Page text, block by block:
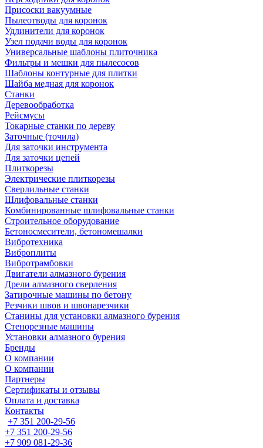
Присоски вакуумные
Пылеотводы для коронок
Удлинители для коронок
Узел подачи воды для коронок
Универсальные шаблоны плиточника
Фильтры и мешки для пылесосов
Шаблоны контурные для плитки
Шайба медная для коронок
Станки
Деревообработка
Рейсмусы
Токарные станки по дереву
Заточные (точила)
Для заточки инструмента
Для заточки цепей
Плиткорезы
Электрические плиткорезы
Сверлильные станки
Шлифовальные станки
Комбинированные шлифовальные станки
Строительное оборудование
Бетоносмесители, бетономешалки
Вибротехника
Виброплиты
Вибротрамбовки
Двигатели алмазного бурения
Дрели алмазного сверления
Затирочные машины по бетону
Резчики швов и швонарезчики
Станины для установки алмазного бурения
Стенорезные машины
Установки алмазного бурения
Бренды
О компании
О компании
Партнеры
Cертификаты и отзывы
Оплата и доставка
Контакты
+7 351 200-29-56
+7 351 200-29-56
+7 909 081-29-36